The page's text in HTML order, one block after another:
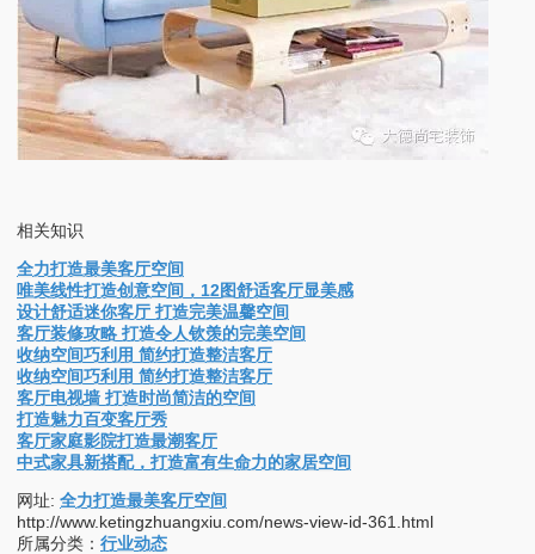
相关知识
全力打造最美客厅空间
唯美线性打造创意空间，12图舒适客厅显美感
设计舒适迷你客厅 打造完美温馨空间
客厅装修攻略 打造令人钦羡的完美空间
收纳空间巧利用 简约打造整洁客厅
收纳空间巧利用 简约打造整洁客厅
客厅电视墙 打造时尚简洁的空间
打造魅力百变客厅秀
客厅家庭影院打造最潮客厅
中式家具新搭配，打造富有生命力的家居空间
网址: 全力打造最美客厅空间
http://www.ketingzhuangxiu.com/news-view-id-361.html
所属分类： 行业动态